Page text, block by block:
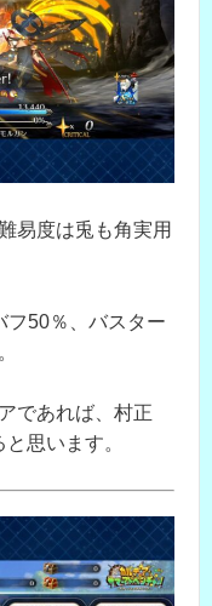
易度は兎も角実用
フ50％、バスター
であれば、村正
思います。